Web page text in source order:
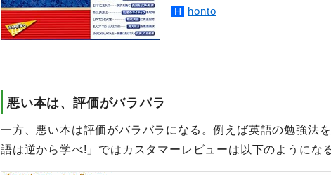
honto
悪い本は、評価がバラバラ
一方、悪い本は評価がバラバラになる。例えば英語の勉強法
語は逆から学べ!」ではカスタマーレビューは以下のようになる